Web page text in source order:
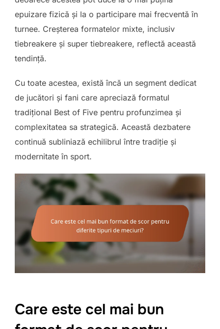
epuizare fizică și la o participare mai frecventă în
turnee. Creșterea formatelor mixte, inclusiv
tiebreakere și super tiebreakere, reflectă această
tendință.
Cu toate acestea, există încă un segment dedicat
de jucători și fani care apreciază formatul
tradițional Best of Five pentru profunzimea și
complexitatea sa strategică. Această dezbatere
continuă subliniază echilibrul între tradiție și
modernitate în sport.
Care este cel mai bun